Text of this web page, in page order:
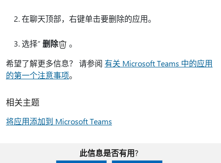
在聊天顶部，右键单击要删除的应用。
选择“ 删除
。
希望了解更多信息？ 请参阅 有关 Microsoft Teams 中的应用
的第一个注意事项。
相关主题
将应用添加到 Microsoft Teams
此信息是否有用?